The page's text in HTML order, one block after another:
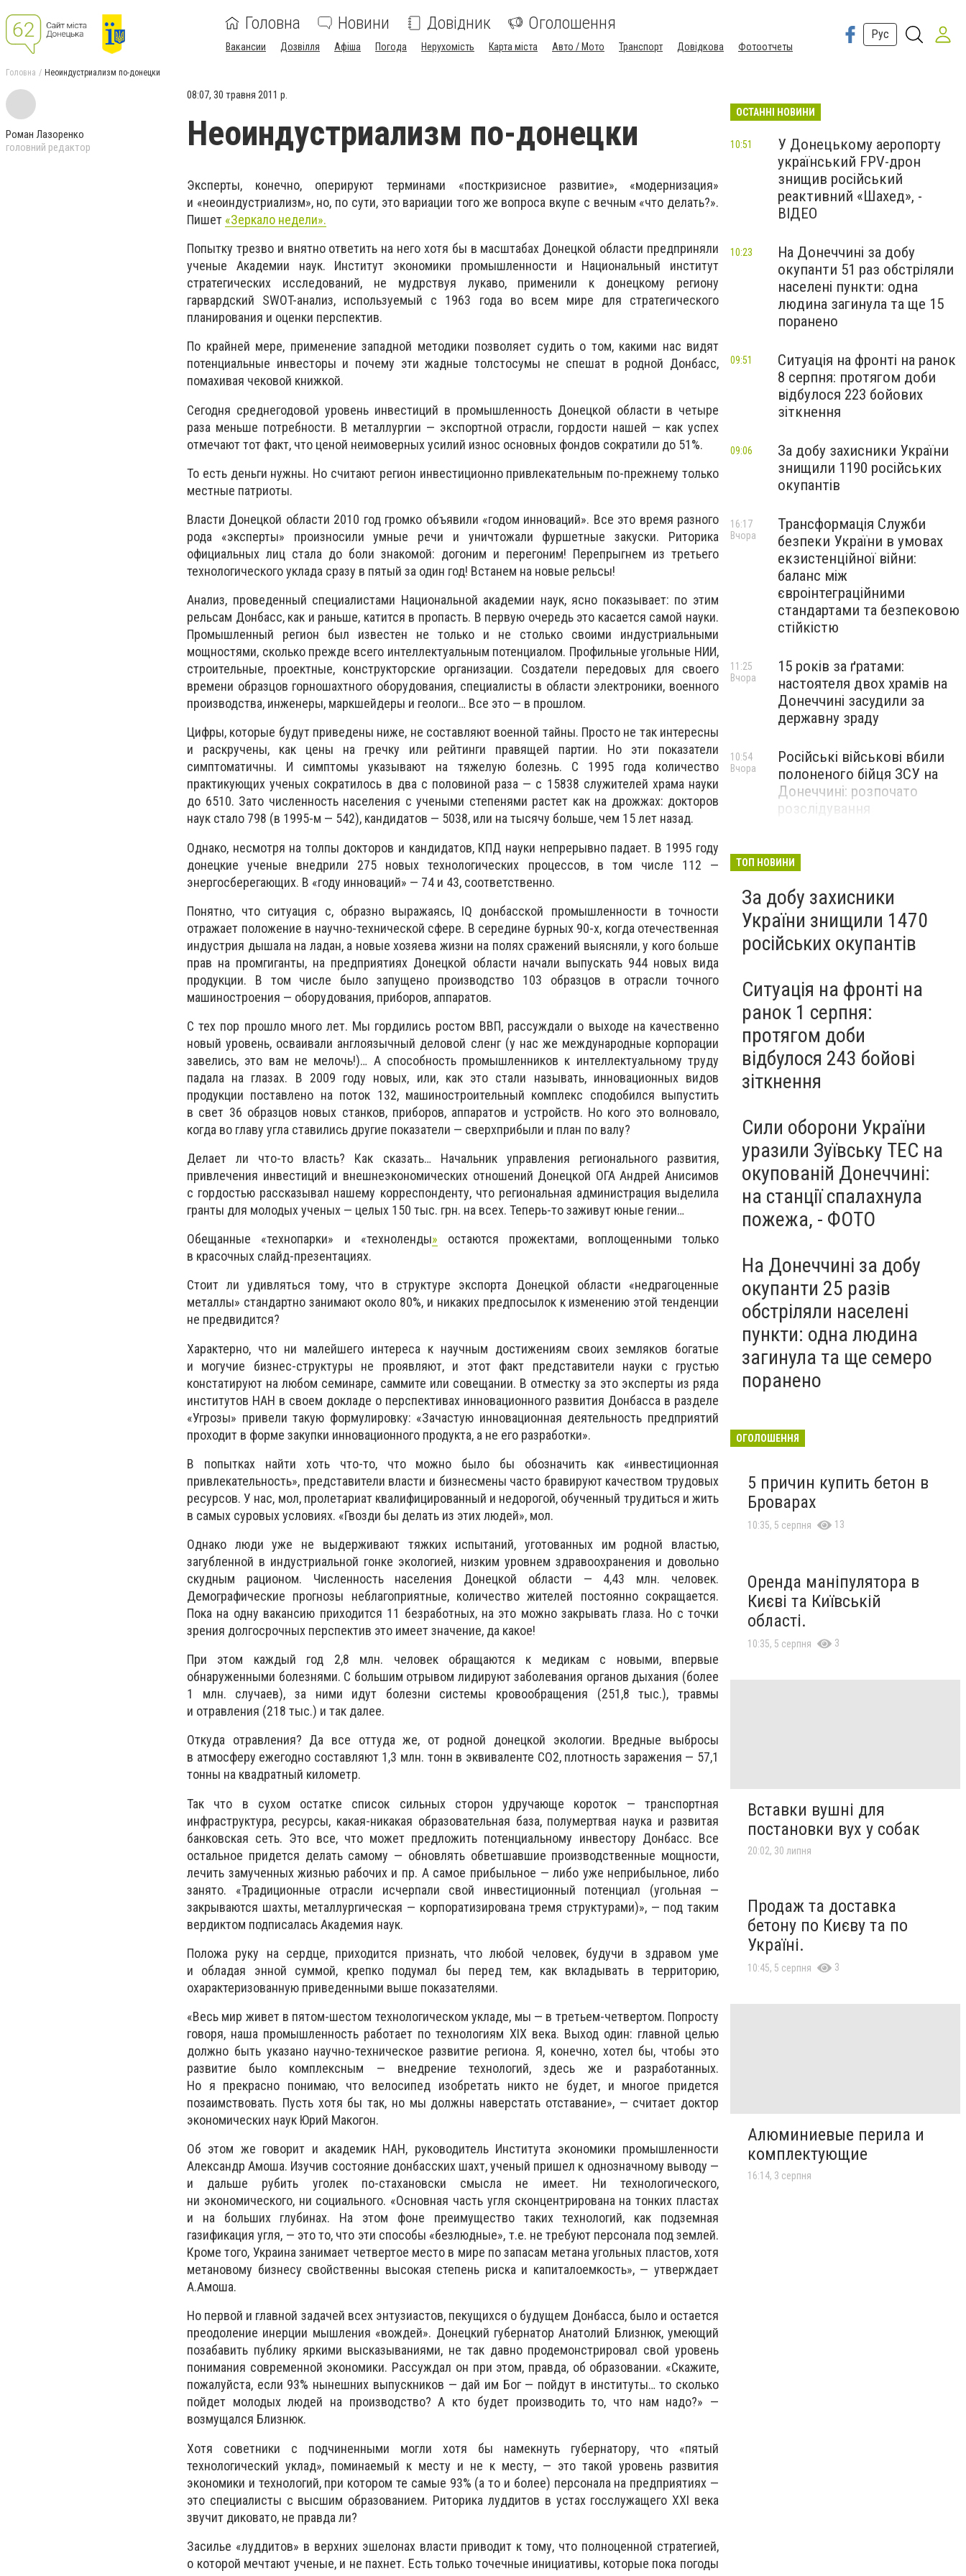
Головна Новини Довідник Оголошення
Вакансии Дозвілля Афіша Погода Нерухомість Карта міста Авто / Мото Транспорт Довідкова Фотоотчеты
Рус
Головна Неоиндустриализм по-донецки
Роман Лазоренко
головний редактор
08:07, 30 травня 2011 р.
Неоиндустриализм по-донецки
Эксперты, конечно, оперируют терминами «посткризисное развитие», «модернизация»
и «неоиндустриализм», но, по сути, это вариации того же вопроса вкупе с вечным «что делать?».
Пишет «Зеркало недели».
Попытку трезво и внятно ответить на него хотя бы в масштабах Донецкой области предприняли
ученые Академии наук. Институт экономики промышленности и Национальный институт
стратегических исследований, не мудрствуя лукаво, применили к донецкому региону
гарвардский SWOT-анализ, используемый с 1963 года во всем мире для стратегического
планирования и оценки перспектив.
По крайней мере, применение западной методики позволяет судить о том, какими нас видят
потенциальные инвесторы и почему эти жадные толстосумы не спешат в родной Донбасс,
помахивая чековой книжкой.
Сегодня среднегодовой уровень инвестиций в промышленность Донецкой области в четыре
раза меньше потребности. В металлургии — экспортной отрасли, гордости нашей — как успех
отмечают тот факт, что ценой неимоверных усилий износ основных фондов сократили до 51%.
То есть деньги нужны. Но считают регион инвестиционно привлекательным по-прежнему только
местные патриоты.
Власти Донецкой области 2010 год громко объявили «годом инноваций». Все это время разного
рода «эксперты» произносили умные речи и уничтожали фуршетные закуски. Риторика
официальных лиц стала до боли знакомой: догоним и перегоним! Перепрыгнем из третьего
технологического уклада сразу в пятый за один год! Встанем на новые рельсы!
Анализ, проведенный специалистами Национальной академии наук, ясно показывает: по этим
рельсам Донбасс, как и раньше, катится в пропасть. В первую очередь это касается самой науки.
Промышленный регион был известен не только и не столько своими индустриальными
мощностями, сколько прежде всего интеллектуальным потенциалом. Профильные угольные НИИ,
строительные, проектные, конструкторские организации. Создатели передовых для своего
времени образцов горношахтного оборудования, специалисты в области электроники, военного
производства, инженеры, маркшейдеры и геологи… Все это — в прошлом.
Цифры, которые будут приведены ниже, не составляют военной тайны. Просто не так интересны
и раскручены, как цены на гречку или рейтинги правящей партии. Но эти показатели
симптоматичны. И симптомы указывают на тяжелую болезнь. С 1995 года количество
практикующих ученых сократилось в два с половиной раза — с 15838 служителей храма науки
до 6510. Зато численность населения с учеными степенями растет как на дрожжах: докторов
наук стало 798 (в 1995-м — 542), кандидатов — 5038, или на тысячу больше, чем 15 лет назад.
Однако, несмотря на толпы докторов и кандидатов, КПД науки непрерывно падает. В 1995 году
донецкие ученые внедрили 275 новых технологических процессов, в том числе 112 —
энергосберегающих. В «году инноваций» — 74 и 43, соответственно.
Понятно, что ситуация с, образно выражаясь, IQ донбасской промышленности в точности
отражает положение в научно-технической сфере. В середине бурных 90-х, когда отечественная
индустрия дышала на ладан, а новые хозяева жизни на полях сражений выясняли, у кого больше
прав на промгиганты, на предприятиях Донецкой области начали выпускать 944 новых вида
продукции. В том числе было запущено производство 103 образцов в отрасли точного
машиностроения — оборудования, приборов, аппаратов.
С тех пор прошло много лет. Мы гордились ростом ВВП, рассуждали о выходе на качественно
новый уровень, осваивали англоязычный деловой сленг (у нас же международные корпорации
завелись, это вам не мелочь!)… А способность промышленников к интеллектуальному труду
падала на глазах. В 2009 году новых, или, как это стали называть, инновационных видов
продукции поставлено на поток 132, машиностроительный комплекс сподобился выпустить
в свет 36 образцов новых станков, приборов, аппаратов и устройств. Но кого это волновало,
когда во главу угла ставились другие показатели — сверхприбыли и план по валу?
Делает ли что-то власть? Как сказать… Начальник управления регионального развития,
привлечения инвестиций и внешнеэкономических отношений Донецкой ОГА Андрей Анисимов
с гордостью рассказывал нашему корреспонденту, что региональная администрация выделила
гранты для молодых ученых — целых 150 тыс. грн. на всех. Теперь-то заживут юные гении…
Обещанные «технопарки» и «техноленды» остаются прожектами, воплощенными только
в красочных слайд-презентациях.
Стоит ли удивляться тому, что в структуре экспорта Донецкой области «недрагоценные
металлы» стандартно занимают около 80%, и никаких предпосылок к изменению этой тенденции
не предвидится?
Характерно, что ни малейшего интереса к научным достижениям своих земляков богатые
и могучие бизнес-структуры не проявляют, и этот факт представители науки с грустью
констатируют на любом семинаре, саммите или совещании. В отместку за это эксперты из ряда
институтов НАН в своем докладе о перспективах инновационного развития Донбасса в разделе
«Угрозы» привели такую формулировку: «Зачастую инновационная деятельность предприятий
проходит в форме закупки инновационного продукта, а не его разработки».
В попытках найти хоть что-то, что можно было бы обозначить как «инвестиционная
привлекательность», представители власти и бизнесмены часто бравируют качеством трудовых
ресурсов. У нас, мол, пролетариат квалифицированный и недорогой, обученный трудиться и жить
в самых суровых условиях. «Гвозди бы делать из этих людей», мол.
Однако люди уже не выдерживают тяжких испытаний, уготованных им родной властью,
загубленной в индустриальной гонке экологией, низким уровнем здравоохранения и довольно
скудным рационом. Численность населения Донецкой области — 4,43 млн. человек.
Демографические прогнозы неблагоприятные, количество жителей постоянно сокращается.
Пока на одну вакансию приходится 11 безработных, на это можно закрывать глаза. Но с точки
зрения долгосрочных перспектив это имеет значение, да какое!
При этом каждый год 2,8 млн. человек обращаются к медикам с новыми, впервые
обнаруженными болезнями. С большим отрывом лидируют заболевания органов дыхания (более
1 млн. случаев), за ними идут болезни системы кровообращения (251,8 тыс.), травмы
и отравления (218 тыс.) и так далее.
Откуда отравления? Да все оттуда же, от родной донецкой экологии. Вредные выбросы
в атмосферу ежегодно составляют 1,3 млн. тонн в эквиваленте СО2, плотность заражения — 57,1
тонны на квадратный километр.
Так что в сухом остатке список сильных сторон удручающе короток — транспортная
инфраструктура, ресурсы, какая-никакая образовательная база, полумертвая наука и развитая
банковская сеть. Это все, что может предложить потенциальному инвестору Донбасс. Все
остальное придется делать самому — обновлять обветшавшие производственные мощности,
лечить замученных жизнью рабочих и пр. А самое прибыльное — либо уже неприбыльное, либо
занято. «Традиционные отрасли исчерпали свой инвестиционный потенциал (угольная —
закрываются шахты, металлургическая — корпоратизирована тремя структурами)», — под таким
вердиктом подписалась Академия наук.
Положа руку на сердце, приходится признать, что любой человек, будучи в здравом уме
и обладая энной суммой, крепко подумал бы перед тем, как вкладывать в территорию,
охарактеризованную приведенными выше показателями.
«Весь мир живет в пятом-шестом технологическом укладе, мы — в третьем-четвертом. Попросту
говоря, наша промышленность работает по технологиям XIX века. Выход один: главной целью
должно быть указано научно-техническое развитие региона. Я, конечно, хотел бы, чтобы это
развитие было комплексным — внедрение технологий, здесь же и разработанных.
Но я прекрасно понимаю, что велосипед изобретать никто не будет, и многое придется
позаимствовать. Пусть хотя бы так, но мы должны наверстать отставание», — считает доктор
экономических наук Юрий Макогон.
Об этом же говорит и академик НАН, руководитель Института экономики промышленности
Александр Амоша. Изучив состояние донбасских шахт, ученый пришел к однозначному выводу —
и дальше рубить уголек по-стахановски смысла не имеет. Ни технологического,
ни экономического, ни социального. «Основная часть угля сконцентрирована на тонких пластах
и на больших глубинах. На этом фоне преимущество таких технологий, как подземная
газификация угля, — это то, что эти способы «безлюдные», т.е. не требуют персонала под землей.
Кроме того, Украина занимает четвертое место в мире по запасам метана угольных пластов, хотя
метановому бизнесу свойственны высокая степень риска и капиталоемкость», — утверждает
А.Амоша.
Но первой и главной задачей всех энтузиастов, пекущихся о будущем Донбасса, было и остается
преодоление инерции мышления «вождей». Донецкий губернатор Анатолий Близнюк, умеющий
позабавить публику яркими высказываниями, не так давно продемонстрировал свой уровень
понимания современной экономики. Рассуждал он при этом, правда, об образовании. «Скажите,
пожалуйста, если 93% нынешних выпускников — дай им Бог — пойдут в институты… то сколько
пойдет молодых людей на производство? А кто будет производить то, что нам надо?» —
возмущался Близнюк.
Хотя советники с подчиненными могли хотя бы намекнуть губернатору, что «пятый
технологический уклад», поминаемый к месту и не к месту, — это такой уровень развития
экономики и технологий, при котором те самые 93% (а то и более) персонала на предприятиях —
это специалисты с высшим образованием. Риторика луддитов в устах госслужащего XXI века
звучит диковато, не правда ли?
Засилье «луддитов» в верхних эшелонах власти приводит к тому, что полноценной стратегией,
о которой мечтают ученые, и не пахнет. Есть только точечные инициативы, которые пока погоды
ОСТАННІ НОВИНИ
У Донецькому аеропорту
український FPV-дрон
знищив російський
реактивний «Шахед», -
ВІДЕО
10:51
На Донеччині за добу
окупанти 51 раз обстріляли
населені пункти: одна
людина загинула та ще 15
поранено
10:23
Ситуація на фронті на ранок
8 серпня: протягом доби
відбулося 223 бойових
зіткнення
09:51
За добу захисники України
знищили 1190 російських
окупантів
09:06
Трансформація Служби
безпеки України в умовах
екзистенційної війни:
баланс між
євроінтеграційними
стандартами та безпековою
стійкістю
16:17
Вчора
15 років за ґратами:
настоятеля двох храмів на
Донеччині засудили за
державну зраду
11:25
Вчора
Російські військові вбили
полоненого бійця ЗСУ на
Донеччині: розпочато
розслідування
10:54
Вчора
окупанти 44 рази
одна людина загинула та ще
пʼятеро поранено
Вчора
ТОП НОВИНИ
За добу захисники
України знищили 1470
російських окупантів
Ситуація на фронті на
ранок 1 серпня:
протягом доби
відбулося 243 бойові
зіткнення
Сили оборони України
уразили Зуївську ТЕС на
окупованій Донеччині:
на станції спалахнула
пожежа, - ФОТО
На Донеччині за добу
окупанти 25 разів
обстріляли населені
пункти: одна людина
загинула та ще семеро
поранено
ОГОЛОШЕННЯ
5 причин купить бетон в
Броварах
10:35, 5 серпня 13
Оренда маніпулятора в
Києві та Київській
області.
10:35, 5 серпня 3
Вставки вушні для
постановки вух у собак
20:02, 30 липня
Продаж та доставка
бетону по Києву та по
Україні.
10:45, 5 серпня 3
Алюминиевые перила и
комплектующие
16:14, 3 серпня